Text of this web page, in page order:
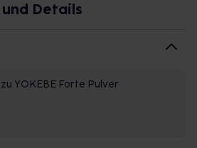
Details
YOKEBE Forte Pulver